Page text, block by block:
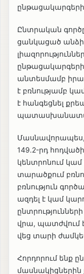
Ընտրական
ցանկացած անձի
անտեսմամբ
է բռնությամբ
է հանգեցնել
Մասնավորապես,
149.2-րդ
կենտրոնում
տարածքում
բռնություն
ազդել է կամ
վրա, պատժվում
վեց տարի
Հորդորում ենք
մասնակիցներին